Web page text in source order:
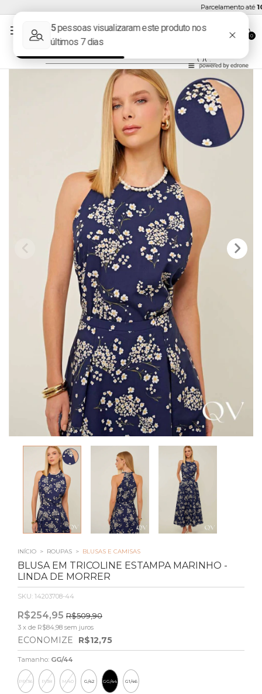
Parcelamento até10x
0
INÍCIO > ROUPAS > BLUSAS E CAMISAS
BLUSA EM TRICOLINE ESTAMPA MARINHO -
LINDA DE MORRER
SKU: 14203708-44
R$254,95 R$509,90
3 x de R$84,98 sem juros
ECONOMIZE R$12,75
Tamanho: GG/44
PP/36 P/38 M/40 G/42 GG/44 G1/46